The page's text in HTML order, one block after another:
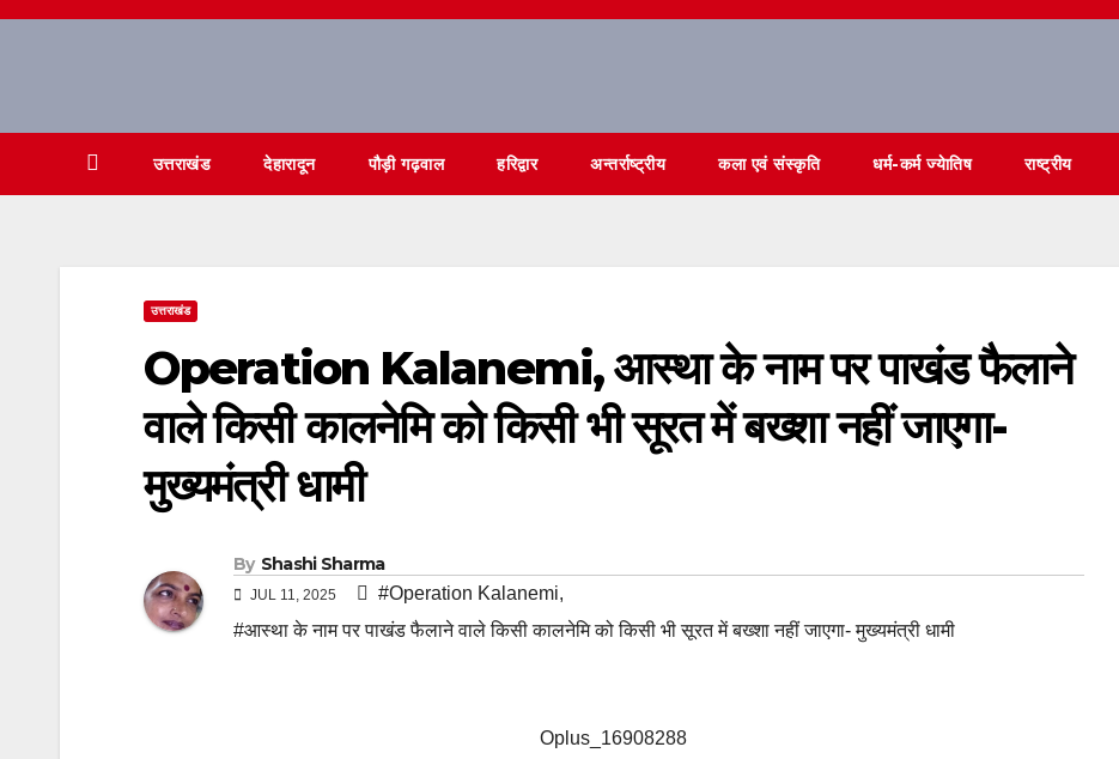
Skip
उत्तराखंड देहारादून पौड़ी गढ़वाल हरिद्वार अन्तर्राष्ट्रीय कला एवं संस्कृति धर्म-कर्म ज्येातिष राष्ट्रीय
उत्तराखंड
Operation Kalanemi, आस्था के नाम पर पाखंड फैलाने
वाले किसी कालनेमि को किसी भी सूरत में बख्शा नहीं जाएगा-
मुख्यमंत्री धामी
By Shashi Sharma
JUL 11, 2025 #Operation Kalanemi,
#आस्था के नाम पर पाखंड फैलाने वाले किसी कालनेमि को किसी भी सूरत में बख्शा नहीं जाएगा- मुख्यमंत्री धामी
Oplus_16908288